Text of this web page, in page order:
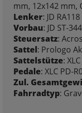
mm, 12x142 mm,
Lenker: JD
Vorbau: JD ST-344
Steuersatz:
Sattel: Prologo
Sattelstütze:
Pedale: XLC PD-
Zul.
Fahrradtyp: